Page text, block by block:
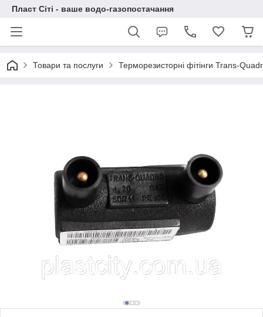
Пласт Сіті - ваше водо-газопостачання
Товари та послуги Терморезисторні фітінги Trans-